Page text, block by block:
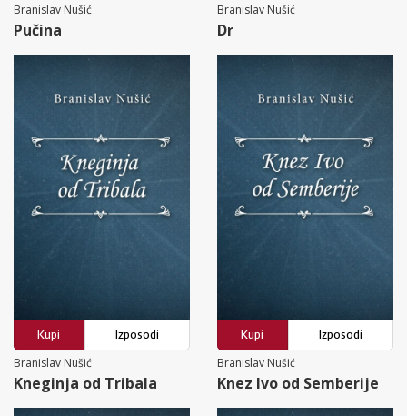
Branislav Nušić
Pučina
Branislav Nušić
Dr
Kupi
Izposodi
Branislav Nušić
Kneginja od Tribala
Kupi
Izposodi
Branislav Nušić
Knez Ivo od Semberije